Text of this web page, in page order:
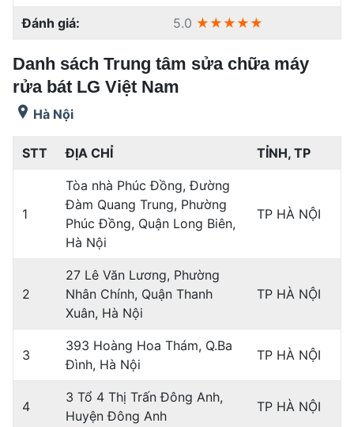
Đánh giá: 5.0 ★★★★★
Danh sách Trung tâm sửa chữa máy
rửa bát LG Việt Nam
Hà Nội
STT ĐỊA CHỈ TỈNH, TP
1
Tòa nhà Phúc Đồng, Đường
Đàm Quang Trung, Phường
Phúc Đồng, Quận Long Biên,
Hà Nội
TP HÀ NỘI
2
27 Lê Văn Lương, Phường
Nhân Chính, Quận Thanh
Xuân, Hà Nội
TP HÀ NỘI
3
393 Hoàng Hoa Thám, Q.Ba
Đình, Hà Nội
TP HÀ NỘI
4
3 Tổ 4 Thị Trấn Đông Anh,
Huyện Đông Anh
TP HÀ NỘI